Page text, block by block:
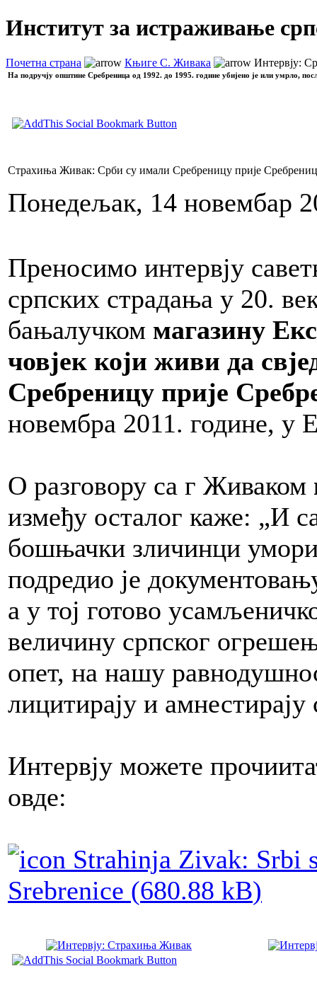
Институт за истраживање
Почетна страна Књиге С. Живака Интервју:
На подручју општине Сребреница од 1992. до 1995. године убијено је или умрло,
Страхиња Живак: Срби су имали Сребреницу прије
Понедељак, 14 новембар
Преносимо интервју
српских страдања у 20.
бањалучком магазину
човјек који живи да
Сребреницу прије
новембра 2011. године, у
О разговору са г Живаком
између осталог каже: „И
бошњачки зличинци
подредио је
а у тој готово
величину српског
опет, на нашу
лицитирају и амнестирају
Интервју можете
овде:
Strahinja Zivak: Srbi
Srebrenice (680.88 kB)